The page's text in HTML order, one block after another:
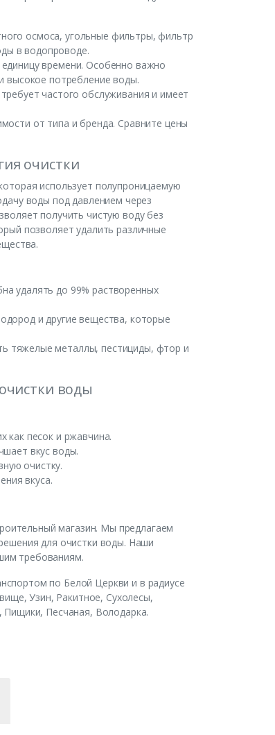
осмоса, угольные фильтры, фильтр
в водопроводе.
времени. Особенно важно
высокое потребление воды.
частого обслуживания и имеет
от типа и бренда. Сравните цены
очистки
использует полупроницаемую
воды под давлением через
получить чистую воду без
позволяет удалить различные
удалять до 99% растворенных
и другие вещества, которые
тяжелые металлы, пестициды, фтор и
воды
как песок и ржавчина.
вкус воды.
очистку.
вкуса.
магазин. Мы предлагаем
для очистки воды. Наши
требованиям.
по Белой Церкви и в радиусе
Узин, Ракитное, Сухолесы,
Песчаная, Володарка.